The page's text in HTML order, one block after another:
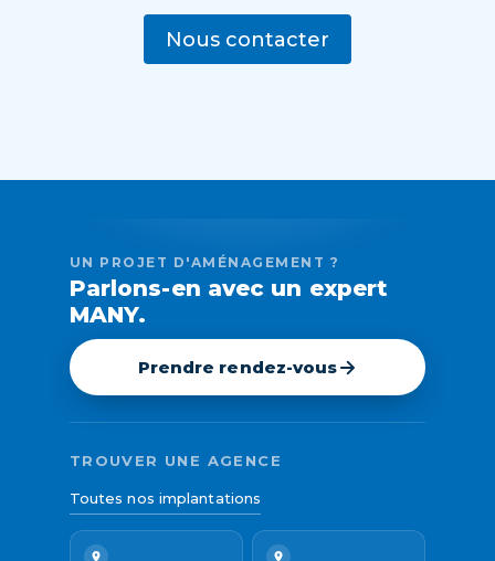
Nous contacter
Prendre rendez-vous
UN PROJET D'AMÉNAGEMENT ?
Parlons-en avec un expert
MANY.
TROUVER UNE AGENCE
Toutes nos implantations